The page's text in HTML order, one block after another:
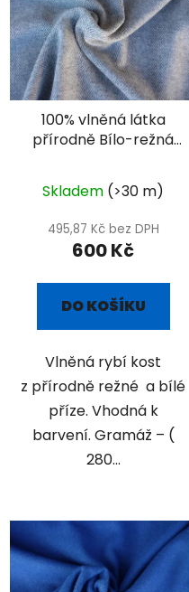
100% vlněná látka
přírodně Bílo-režná
Skladem (>30 m)
495,87 Kč bez DPH
600 Kč
DO KOŠÍKU
Vlněná rybí kost
z přírodně režné a bílé
příze. Vhodná k
barvení. Gramáž – (
280...